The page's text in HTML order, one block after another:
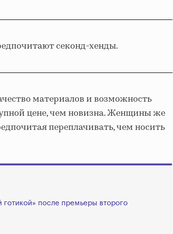
секонд-хенды.
материалов и возможность
цене, чем новизна. Женщины же
переплачивать, чем носить
после премьеры второго